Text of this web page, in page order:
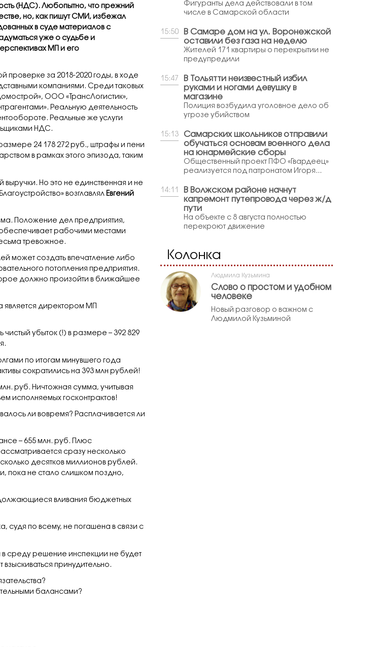
(НДС). Любопытно, что прежний
но, как пишут СМИ, избежал
в суде материалов с
уже о судьбе и
МП и его
проверке за 2018-2020 годы, в ходе
компаниями. Среди таковых
ООО «ТрансЛогистик»,
Реальную деятельность
Реальные же услуги
НДС.
24 178 272 руб., штрафы и пени
в рамках этого эпизода, таким
выручки. Но это не единственная и не
возглавлял Евгений
Положение дел предприятия,
рабочими местами
тревожное.
может создать впечатление либо
потопления предприятия.
должно произойти в ближайшее
является директором МП
убыток (!) в размере – 392 829
по итогам минувшего года
сократились на 393 млн рублей!
руб. Ничтожная сумма, учитывая
исполняемых госконтрактов!
ли вовремя? Расплачивается ли
– 655 млн. руб. Плюс
сразу несколько
десятков миллионов рублей.
пока не стало слишком поздно,
вливания бюджетных
судя по всему, не погашена в связи с
среду решение инспекции не будет
принудительно.
балансами?
Фигуранты дела действовали в том
числе в Самарской области
15:50
В Самаре дом на ул. Воронежской
оставили без газа на неделю
Жителей 171 квартиры о перекрытии не
предупредили
15:47
В Тольятти неизвестный избил
руками и ногами девушку в
магазине
Полиция возбудила уголовное дело об
угрозе убийством
15:13
Самарских школьников отправили
обучаться основам военного дела
на юнармейские сборы
Общественный проект ПФО «Гвардеец»
реализуется под патронатом Игоря...
14:11
В Волжском районе начнут
капремонт путепровода через ж/д
пути
На объекте с 8 августа полностью
перекроют движение
Колонка
Людмила Кузьмина
Слово о простом и удобном
человеке
Новый разговор о важном с
Людмилой Кузьминой